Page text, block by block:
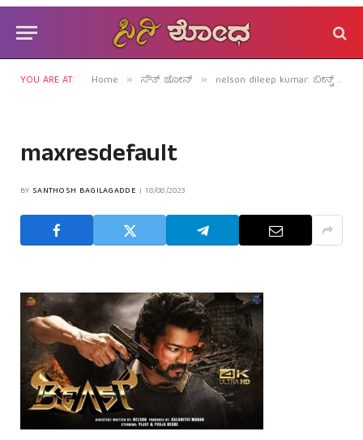
YOU ARE AT: Home » ಸೌತ್ ಜೋನ್ » nelson dileep kumar: ಬೀಸ್ಟ್ ಊಸ್ಟ್ ಆದದ್ದಕ್ಕೆ ಕಾರಣವೇನು?
maxresdefault
BY SANTHOSH BAGILAGADDE 18/08/2023